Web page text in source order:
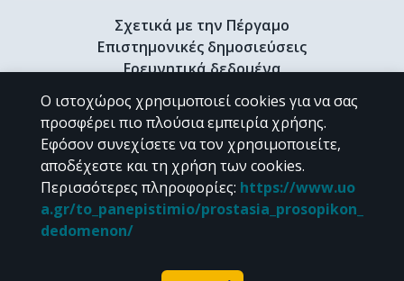
Σχετικά με την Πέργαμο
Επιστημονικές δημοσιεύσεις
Ερευνητικά δεδομένα
Διδακτορικές διατριβές & Γκρίζα βιβλιογραφία
Προφίλ Ερευνητή
CC BY-NC 4.0
Εκτός αν αναφέρεται διαφορετικά, το υλικό της "Περγάμου" διατίθεται
Powered by
Ο ιστοχώρος χρησιμοποιεί cookies για να σας
προσφέρει πιο πλούσια εμπειρία χρήσης.
Εφόσον συνεχίσετε να τον χρησιμοποιείτε,
αποδέχεστε και τη χρήση των cookies.
Περισσότερες πληροφορίες: https://www.uo
a.gr/to_panepistimio/prostasia_prosopikon_
dedomenon/